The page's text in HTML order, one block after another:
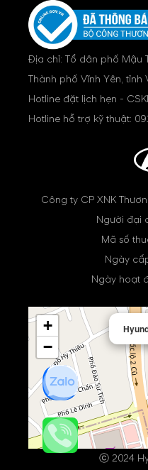
Địa chỉ: Tổ dân phố Mậu
Thành phố Vĩnh Yên, tỉnh
Hotline đặt lịch hẹn -
Hotline hỗ trợ kỹ thuật:
Công ty CP XNK
Người đại
Mã số
Ngày
Ngày hoạt
+
−
ⓒ 2024